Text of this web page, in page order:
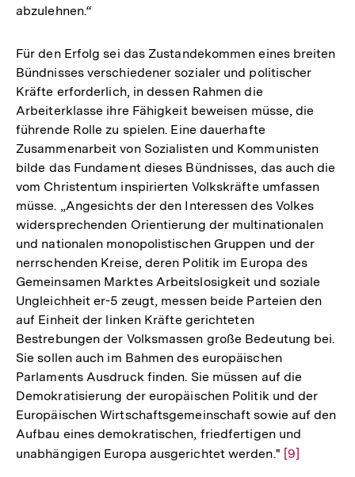
abzulehnen.“
Für den Erfolg sei das Zustandekommen eines breiten
Bündnisses verschiedener sozialer und politischer
Kräfte erforderlich, in dessen Rahmen die
Arbeiterklasse ihre Fähigkeit beweisen müsse, die
führende Rolle zu spielen. Eine dauerhafte
Zusammenarbeit von Sozialisten und Kommunisten
bilde das Fundament dieses Bündnisses, das auch die
vom Christentum inspirierten Volkskräfte umfassen
müsse. „Angesichts der den Interessen des Volkes
widersprechenden Orientierung der multinationalen
und nationalen monopolistischen Gruppen und der
nerrschenden Kreise, deren Politik im Europa des
Gemeinsamen Marktes Arbeitslosigkeit und soziale
Ungleichheit er-5 zeugt, messen beide Parteien den
auf Einheit der linken Kräfte gerichteten
Bestrebungen der Volksmassen große Bedeutung bei.
Sie sollen auch im Bahmen des europäischen
Parlaments Ausdruck finden. Sie müssen auf die
Demokratisierung der europäischen Politik und der
Europäischen Wirtschaftsgemeinschaft sowie auf den
Aufbau eines demokratischen, friedfertigen und
unabhängigen Europa ausgerichtet werden." Zur
[9]